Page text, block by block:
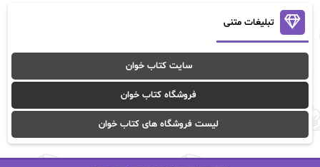
آنالیا
آوا موسوی آیدا (Aixi)
آیدا باقری آیسان صادقی
ا_اصغر زاده ا_اصغرزاده
اریک مورگنشترن از نیلوفر لاری
تبلیغات متنی
سایت کتاب خوان
فروشگاه کتاب خوان
لیست فروشگاه های کتاب خوان